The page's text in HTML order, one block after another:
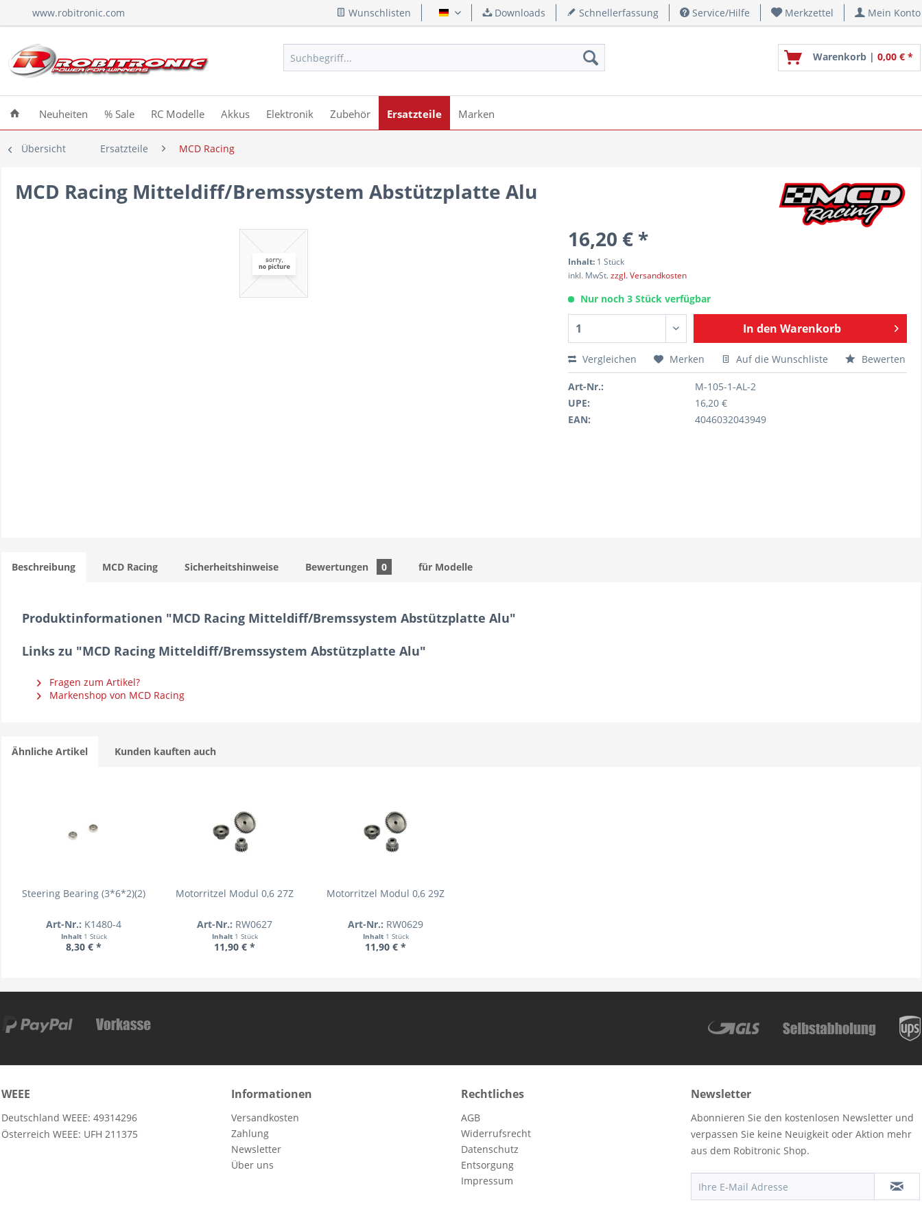
www.robitronic.com Wunschlisten Deutsch Downloads Schnellerfassung Service/Hilfe Merkzettel Mein Konto
Warenkorb | 0,00 € *
Neuheiten % Sale RC Modelle Akkus Elektronik Zubehör Ersatzteile Marken
Übersicht Ersatzteile MCD Racing
MCD Racing Mitteldiff/Bremssystem Abstützplatte Alu
16,20 € *
Inhalt: 1 Stück
inkl. MwSt.zzgl. Versandkosten
Nur noch 3 Stück verfügbar
In den Warenkorb
Vergleichen Merken Auf die Wunschliste Bewerten
Art-Nr.:
M-105-1-AL-2
UPE:
16,20 €
EAN:
4046032043949
Beschreibung MCD Racing Sicherheitshinweise Bewertungen 0 für Modelle
Produktinformationen "MCD Racing Mitteldiff/Bremssystem Abstützplatte Alu"
Links zu "MCD Racing Mitteldiff/Bremssystem Abstützplatte Alu"
Fragen zum Artikel?
Markenshop von MCD Racing
Ähnliche Artikel Kunden kauften auch
Steering Bearing (3*6*2)(2)
Art-Nr.: K1480-4
Inhalt 1 Stück
8,30 € *
Motorritzel Modul 0,6 27Z
Art-Nr.: RW0627
Inhalt 1 Stück
11,90 € *
Motorritzel Modul 0,6 29Z
Art-Nr.: RW0629
Inhalt 1 Stück
11,90 € *
WEEE
Deutschland WEEE: 49314296
Österreich WEEE: UFH 211375
Informationen
Versandkosten
Zahlung
Newsletter
Über uns
Rechtliches
AGB
Widerrufsrecht
Datenschutz
Entsorgung
Impressum
Newsletter
Abonnieren Sie den kostenlosen Newsletter und
verpassen Sie keine Neuigkeit oder Aktion mehr
aus dem Robitronic Shop.